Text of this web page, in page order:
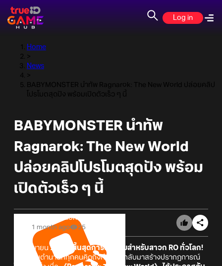
Log in
Home
>
News
>
BABYMONSTER นำทัพ Ragnarok: The New World ปล่อยคลิป
โปรโมตสุดปัง พร้อมเปิดตัวเร็ว ๆ นี้
BABYMONSTER นำทัพ
Ragnarok: The New World
ปล่อยคลิปโปรโมตสุดปัง พร้อม
เปิดตัวเร็ว ๆ นี้
Online Station
1 month ago
25
18 มิถุนายน 2569 –
สิ้นสุดการรอคอยสำหรับสาวก RO ทั่วโลก!
เกมระดับตำนานที่ทุกคนคิดถึงกำลังจะกลับมาสร้างปรากฏการณ์